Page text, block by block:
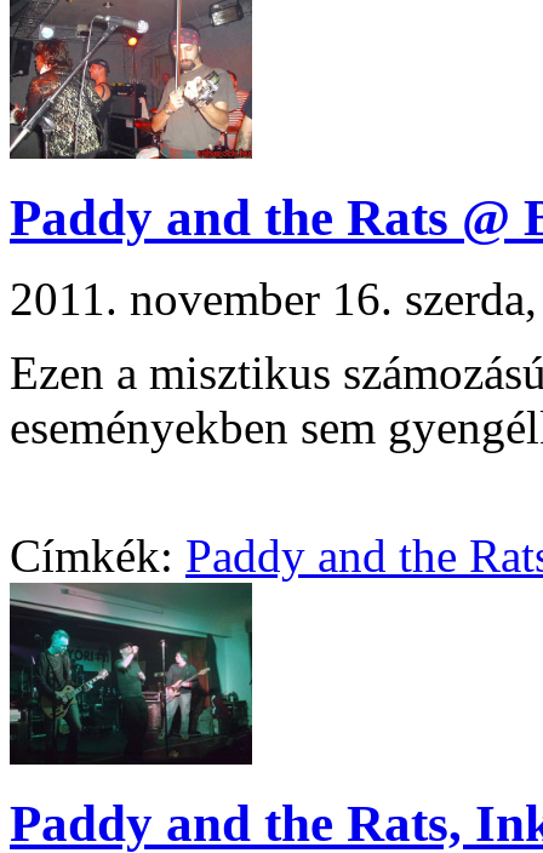
Paddy and the Rats @
2011. november 16.
Ezen a misztikus
eseményekben sem
Címkék: Paddy and the
Paddy and the Rats,